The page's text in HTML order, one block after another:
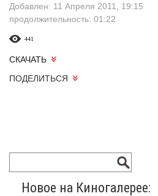
Добавлен: 11 Апреля 2011, 19:15
продолжительность: 01:22
441
СКАЧАТЬ
ПОДЕЛИТЬСЯ
Новое на Киногалерее: